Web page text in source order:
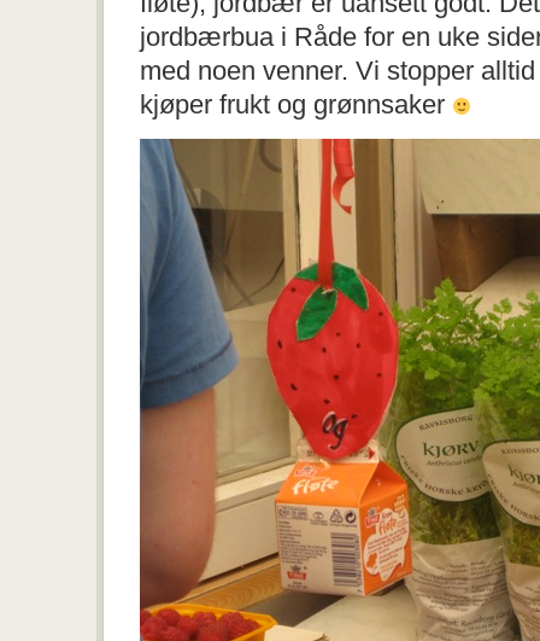
jordbærbua i Råde for en uke
med noen venner. Vi stopper
kjøper frukt og grønnsaker